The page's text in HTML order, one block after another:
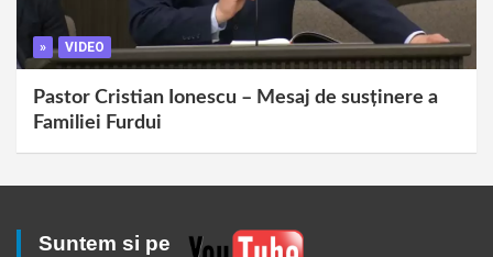
» VIDEO
Pastor Cristian Ionescu – Mesaj de susținere a
Familiei Furdui
Suntem si pe